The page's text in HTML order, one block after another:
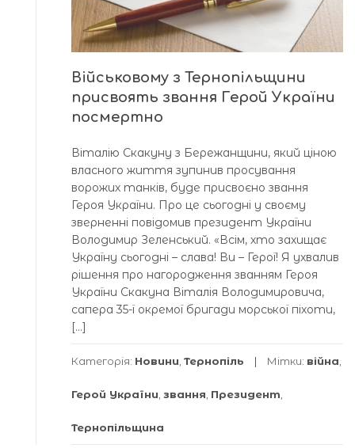
Військовому з Тернопільщини
присвоять звання Герой України
посмертно
Віталію Скакуну з Бережанщини, який ціною
власного життя зупинив просування
ворожих танків, буде присвоєно звання
Героя України. Про це сьогодні у своєму
зверненні повідомив президент України
Володимир Зеленський. «Всім, хто захищає
Україну сьогодні – слава! Ви – Герої! Я ухвалив
рішення про нагородження званням Героя
України Скакуна Віталія Володимировича,
сапера 35-ї окремої бригади морської піхоти,
[…]
Категорія: Новини Тернопіль Мітки: війна
Герой України звання Президент
Тернопільщина